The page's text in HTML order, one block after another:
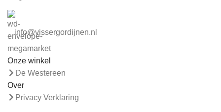
info@vissergordijnen.nl
Onze winkel
De Westereen
Over
Privacy Verklaring